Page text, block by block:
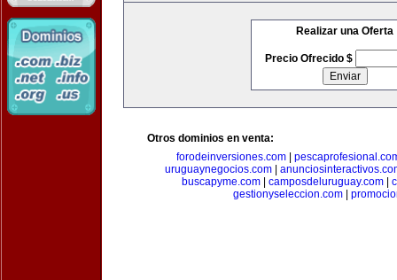
Realizar una Oferta
Precio Ofrecido $
Otros dominios en venta:
forodeinversiones.com
uruguaynegocios.com|
buscapyme.com
camposdeluruguay.com
gestionyseleccion.com|